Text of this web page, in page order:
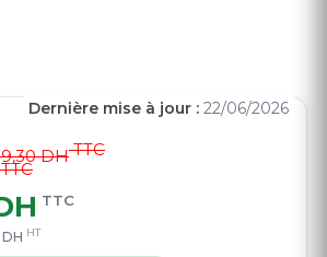
DHTTC
TTC
HT
Dernière mise à jour : 22/06/2026